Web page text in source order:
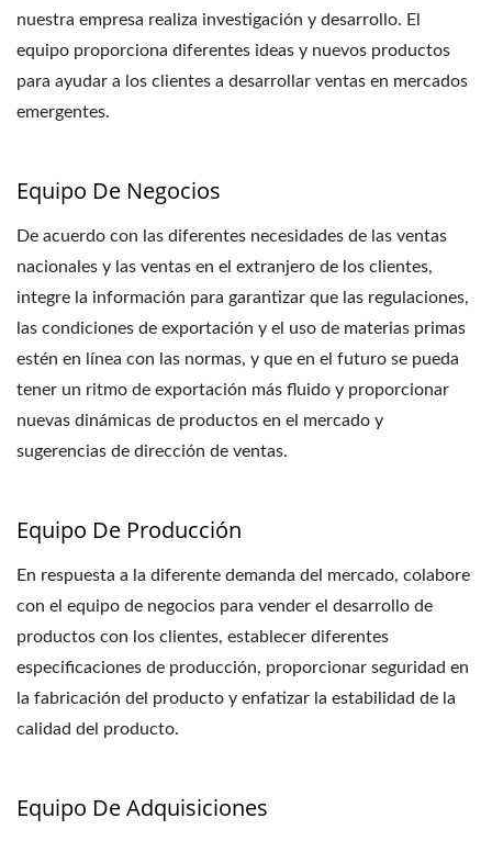
nuestra empresa realiza investigación y desarrollo. El
equipo proporciona diferentes ideas y nuevos productos
para ayudar a los clientes a desarrollar ventas en mercados
emergentes.
Equipo De Negocios
De acuerdo con las diferentes necesidades de las ventas
nacionales y las ventas en el extranjero de los clientes,
integre la información para garantizar que las regulaciones,
las condiciones de exportación y el uso de materias primas
estén en línea con las normas, y que en el futuro se pueda
tener un ritmo de exportación más fluido y proporcionar
nuevas dinámicas de productos en el mercado y
sugerencias de dirección de ventas.
Equipo De Producción
En respuesta a la diferente demanda del mercado, colabore
con el equipo de negocios para vender el desarrollo de
productos con los clientes, establecer diferentes
especificaciones de producción, proporcionar seguridad en
la fabricación del producto y enfatizar la estabilidad de la
calidad del producto.
Equipo De Adquisiciones